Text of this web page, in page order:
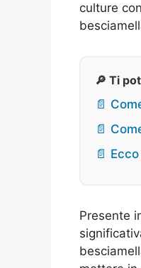
culture
🔎 Ti
📄
📄
📄
Presente